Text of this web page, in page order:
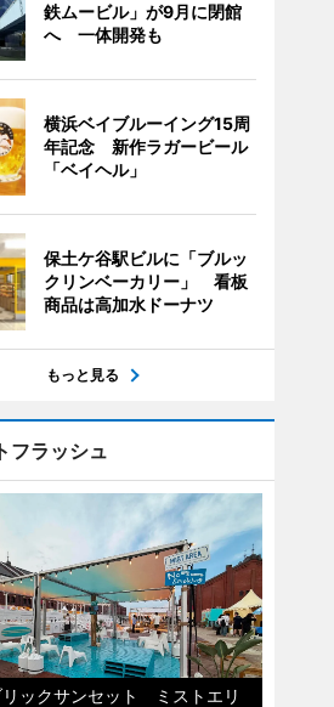
鉄ムービル」が9月に閉館
へ 一体開発も
横浜ベイブルーイング15周
年記念 新作ラガービール
「ベイヘル」
保土ケ谷駅ビルに「ブルッ
クリンベーカリー」 看板
商品は高加水ドーナツ
もっと見る
フラッシュ
リックサンセット ミストエリ